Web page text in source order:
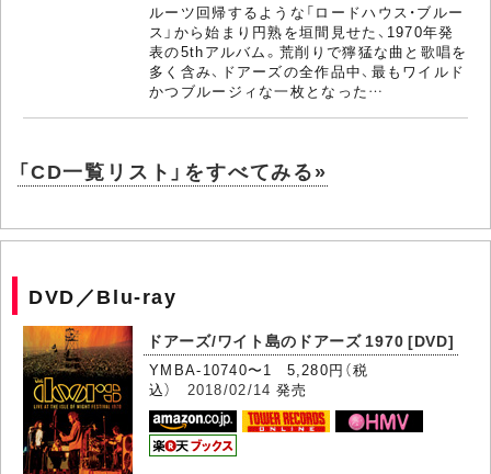
ルーツ回帰するような「ロードハウス・ブルー
ス」から始まり円熟を垣間見せた、1970年発
表の5thアルバム。荒削りで獰猛な曲と歌唱を
多く含み、ドアーズの全作品中、最もワイルド
かつブルージィな一枚となった…
「CD一覧リスト」をすべてみる»
DVD／Blu-ray
ドアーズ/ワイト島のドアーズ 1970 [DVD]
YMBA-10740〜1 5,280円（税
込） 2018/02/14 発売